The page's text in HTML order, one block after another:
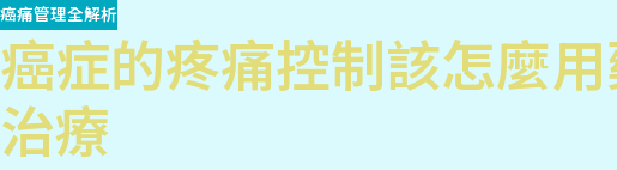
癌痛管理全解析
癌症的疼痛控制該怎麼
治療